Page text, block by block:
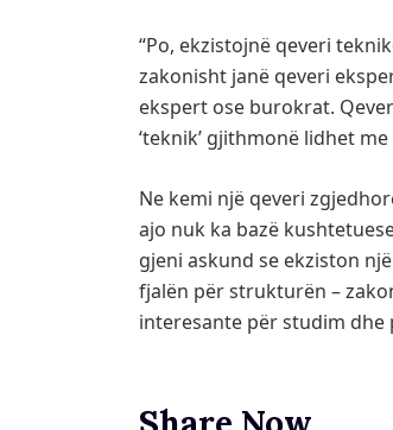
“Po, ekzistojnë qeveri
zakonisht janë qeveri
ekspert ose burokrat.
‘teknik’ gjithmonë lidhet
Ne kemi një qeveri
ajo nuk ka bazë
gjeni askund se ekziston
fjalën për strukturën –
interesante për studim dhe